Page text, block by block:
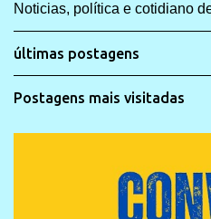
Noticias, política e cotidiano
últimas postagens
Postagens mais visitadas